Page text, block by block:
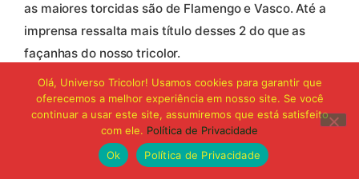
as maiores torcidas são de Flamengo e Vasco. Até a
imprensa ressalta mais título desses 2 do que as
façanhas do nosso tricolor.
O que o Sampaio faz nacionalmente, ao longo da sua
história, é surreal; se levarmos em conta todos os
obstáculos que tem q derrubar!
Olá, Universo Tricolor! Usamos cookies para garantir que
oferecemos a melhor experiência em nosso site. Se você
continuar a usar este site, assumiremos que está satisfeito
com ele. Política de Privacidade
Ok
Política de Privacidade